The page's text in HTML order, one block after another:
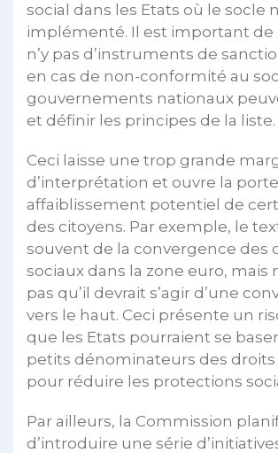
social dans les Etats où le socle
implémenté. Il est important de
n’y pas d’instruments de
en cas de non-conformité au
gouvernements nationaux
et définir les principes de la liste.
Ceci laisse une trop grande
d’interprétation et ouvre la
affaiblissement potentiel de
des citoyens. Par exemple, le
souvent de la convergence des
sociaux dans la zone euro, mais
pas qu’il devrait s’agir d’une
vers le haut. Ceci présente un
que les Etats pourraient se
petits dénominateurs des droits
pour réduire les protections
Par ailleurs, la Commission
d’introduire une série